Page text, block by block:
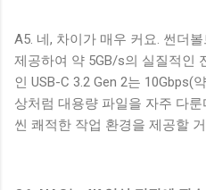
A5. 네, 차이가 매우 커요. 썬더
제공하여 약 5GB/s의 실질적인
인 USB-C 3.2 Gen 2는 10Gbps(
상처럼 대용량 파일을 자주 다
씬 쾌적한 작업 환경을 제공할